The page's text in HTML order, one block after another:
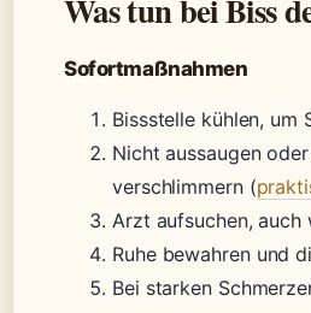
Was tun bei Biss
Sofortmaßnahmen
Bissstelle kühlen, um
Nicht aussaugen
verschlimmern (
Arzt aufsuchen, auch
Ruhe bewahren und
Bei starken